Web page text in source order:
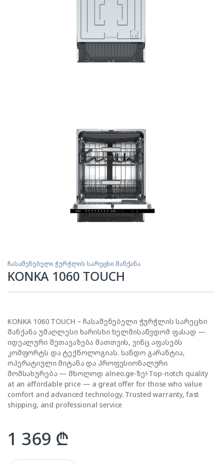
ჩასაშენებელი ჭურჭლის სარეცხი მანქანა
KONKA 1060 TOUCH
KONKA 1060 TOUCH – ჩასაშენებელი ჭურჭლის სარეცხი
მანქანა უმაღლესი ხარისხი ხელმისაწვდომ ფასად —
იდეალური შეთავაზება მათთვის, ვინც აფასებს
კომფორტს და ტექნოლოგიას. სანდო გარანტია,
ოპერატიული მიტანა და პროფესიონალური
მომსახურება — მხოლოდ alneo.ge-ზე!-Top-notch quality
at an affordable price — a great offer for those who value
comfort and advanced technology. Trusted warranty, fast
shipping, and professional service
1 369 ₾